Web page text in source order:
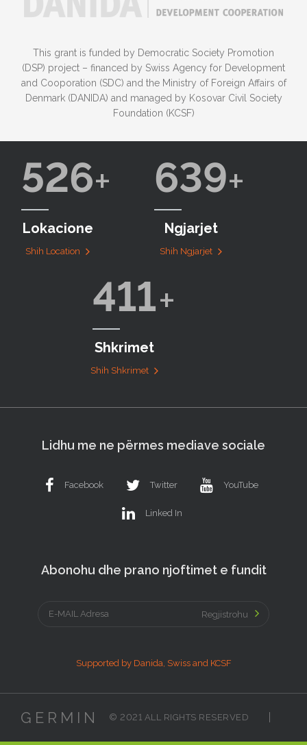
This grant is funded by Democratic Society Promotion
(DSP) project – financed by Swiss Agency for Development
and Cooporation (SDC) and the Ministry of Foreign Affairs of
Denmark (DANIDA) and managed by Kosovar Civil Society
Foundation (KCSF)
526
Lokacione
Shih Location
639
Ngjarjet
Shih Ngjarjet
411
Shkrimet
Shih Shkrimet
Lidhu me ne përmes mediave sociale
Facebook Twitter YouTube
Linked In
Abonohu dhe prano njoftimet e fundit
Regjistrohu
Supported by Danida, Swiss and KCSF
GERMIN © 2021 ALL RIGHTS RESERVED